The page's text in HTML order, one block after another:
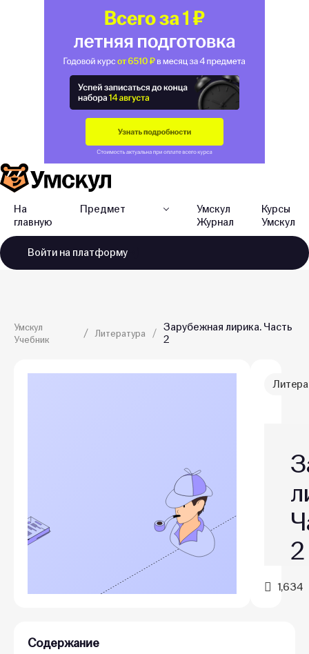
На
главную
Предмет
Умскул
Журнал
Курсы
Умскул
Войти на платформу
Умскул
Учебник
Литература
Зарубежная лирика. Часть
2
2
1,634
Содержание